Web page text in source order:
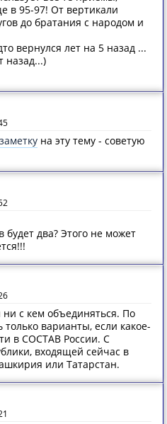
в 95-97! От вертикали
до братания с народом и
вернулся лет на 5 назад ...
назад...)
на эту тему - советую
будет два? Этого не может
с кем объединяться. По
варианты, если какое-
в СОСТАВ России. С
входящей сейчас в
или Татарстан.